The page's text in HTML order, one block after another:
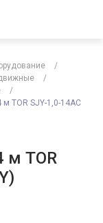
/
/
/
TOR SJY-1,0-14AC
м TOR